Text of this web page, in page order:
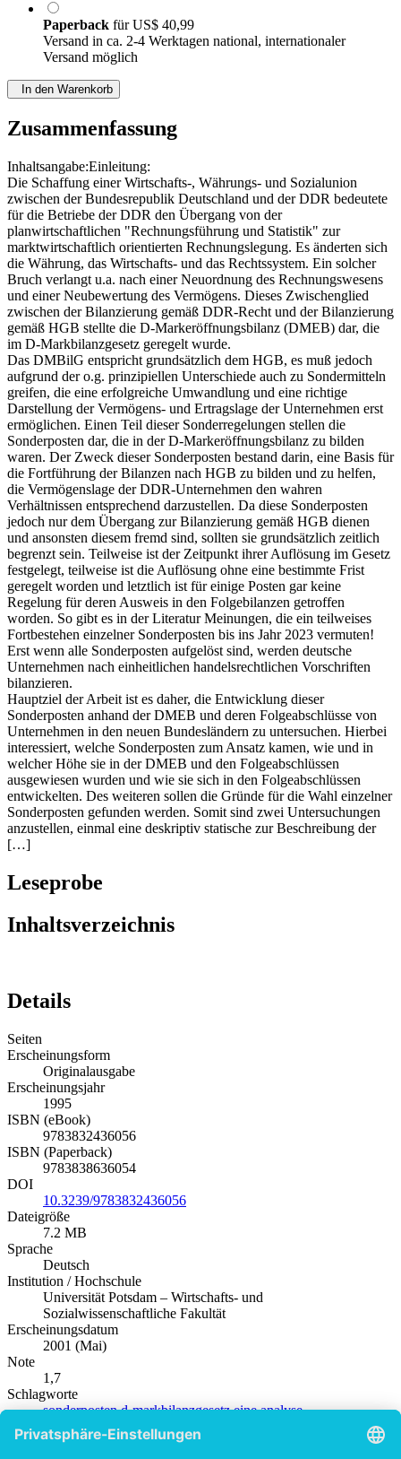
Paperback fürUS$ 40,99
Versand in ca. 2-4 Werktagen national, internationaler
Versand möglich
In den Warenkorb
Zusammenfassung
Inhaltsangabe:Einleitung:
Die Schaffung einer Wirtschafts-, Währungs- und Sozialunion
zwischen der Bundesrepublik Deutschland und der DDR bedeutete
für die Betriebe der DDR den Übergang von der
planwirtschaftlichen "Rechnungsführung und Statistik" zur
marktwirtschaftlich orientierten Rechnungslegung. Es änderten sich
die Währung, das Wirtschafts- und das Rechtssystem. Ein solcher
Bruch verlangt u.a. nach einer Neuordnung des Rechnungswesens
und einer Neubewertung des Vermögens. Dieses Zwischenglied
zwischen der Bilanzierung gemäß DDR-Recht und der Bilanzierung
gemäß HGB stellte die D-Markeröffnungsbilanz (DMEB) dar, die
im D-Markbilanzgesetz geregelt wurde.
Das DMBilG entspricht grundsätzlich dem HGB, es muß jedoch
aufgrund der o.g. prinzipiellen Unterschiede auch zu Sondermitteln
greifen, die eine erfolgreiche Umwandlung und eine richtige
Darstellung der Vermögens- und Ertragslage der Unternehmen erst
ermöglichen. Einen Teil dieser Sonderregelungen stellen die
Sonderposten dar, die in der D-Markeröffnungsbilanz zu bilden
waren. Der Zweck dieser Sonderposten bestand darin, eine Basis für
die Fortführung der Bilanzen nach HGB zu bilden und zu helfen,
die Vermögenslage der DDR-Unternehmen den wahren
Verhältnissen entsprechend darzustellen. Da diese Sonderposten
jedoch nur dem Übergang zur Bilanzierung gemäß HGB dienen
und ansonsten diesem fremd sind, sollten sie grundsätzlich zeitlich
begrenzt sein. Teilweise ist der Zeitpunkt ihrer Auflösung im Gesetz
festgelegt, teilweise ist die Auflösung ohne eine bestimmte Frist
geregelt worden und letztlich ist für einige Posten gar keine
Regelung für deren Ausweis in den Folgebilanzen getroffen
worden. So gibt es in der Literatur Meinungen, die ein teilweises
Fortbestehen einzelner Sonderposten bis ins Jahr 2023 vermuten!
Erst wenn alle Sonderposten aufgelöst sind, werden deutsche
Unternehmen nach einheitlichen handelsrechtlichen Vorschriften
bilanzieren.
Hauptziel der Arbeit ist es daher, die Entwicklung dieser
Sonderposten anhand der DMEB und deren Folgeabschlüsse von
Unternehmen in den neuen Bundesländern zu untersuchen. Hierbei
interessiert, welche Sonderposten zum Ansatz kamen, wie und in
welcher Höhe sie in der DMEB und den Folgeabschlüssen
ausgewiesen wurden und wie sie sich in den Folgeabschlüssen
entwickelten. Des weiteren sollen die Gründe für die Wahl einzelner
Sonderposten gefunden werden. Somit sind zwei Untersuchungen
anzustellen, einmal eine deskriptiv statische zur Beschreibung der
[…]
Leseprobe
Inhaltsverzeichnis
Details
Seiten
Erscheinungsform
Originalausgabe
Erscheinungsjahr
1995
ISBN (eBook)
9783832436056
ISBN (Paperback)
9783838636054
DOI
10.3239/9783832436056
Dateigröße
7.2 MB
Sprache
Deutsch
Institution / Hochschule
Universität Potsdam – Wirtschafts- und
Sozialwissenschaftliche Fakultät
Erscheinungsdatum
2001 (Mai)
Note
1,7
Schlagworte
sonderposten d-markbilanzgesetz eine analyse
Produktsicherheit
Diplom.de